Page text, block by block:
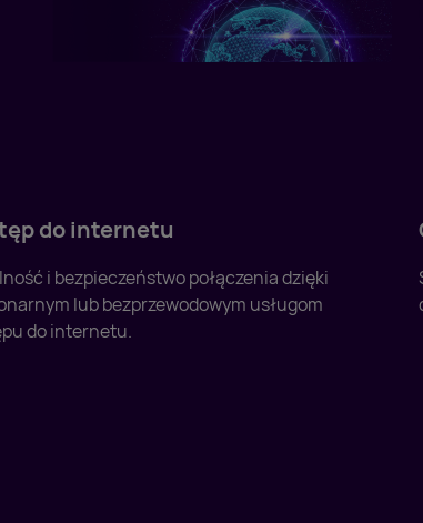
do internetu
i bezpieczeństwo połączenia dzięki
lub bezprzewodowym usługom
do internetu.